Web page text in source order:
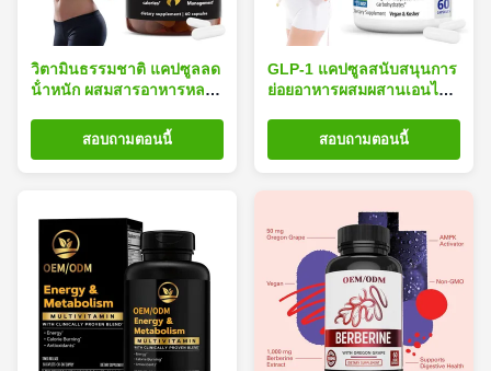
วิตามินธรรมชาติ แคปซูลลด
น้ําหนัก ผสมสารอาหารหลาย
ผลาญของสารเผาผลาญไข
สอบถามตอนนี้
GLP-1 แคปซูลสนับสนุนการ
ย่อยอาหารผสมผสานเอนไซม์
อาหารลดอาการท้องอืดสูตร
สอบถามตอนนี้